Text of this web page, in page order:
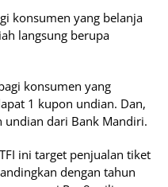
konsumen yang belanja
langsung berupa
konsumen yang
1 kupon undian. Dan,
undian dari Bank Mandiri.
ini target penjualan tiket
dengan tahun